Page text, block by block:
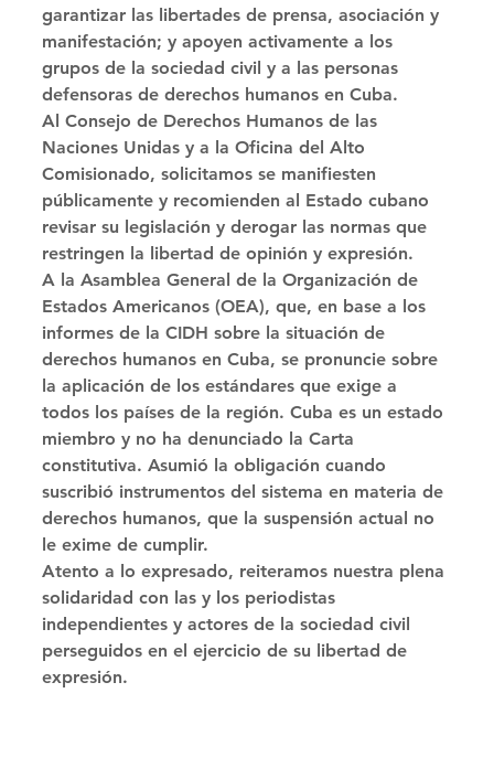
garantizar las libertades de prensa, asociación y
manifestación; y apoyen activamente a los
grupos de la sociedad civil y a las personas
defensoras de derechos humanos en Cuba.
Al Consejo de Derechos Humanos de las
Naciones Unidas y a la Oficina del Alto
Comisionado, solicitamos se manifiesten
públicamente y recomienden al Estado cubano
revisar su legislación y derogar las normas que
restringen la libertad de opinión y expresión.
A la Asamblea General de la Organización de
Estados Americanos (OEA), que, en base a los
informes de la CIDH sobre la situación de
derechos humanos en Cuba, se pronuncie sobre
la aplicación de los estándares que exige a
todos los países de la región. Cuba es un estado
miembro y no ha denunciado la Carta
constitutiva. Asumió la obligación cuando
suscribió instrumentos del sistema en materia de
derechos humanos, que la suspensión actual no
le exime de cumplir.
Atento a lo expresado, reiteramos nuestra plena
solidaridad con las y los periodistas
independientes y actores de la sociedad civil
perseguidos en el ejercicio de su libertad de
expresión.